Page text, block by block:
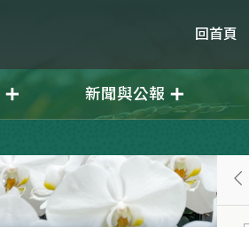
回首頁
新聞與公報